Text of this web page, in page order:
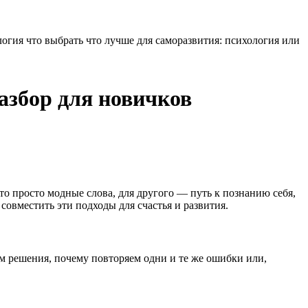
для новичков
просто модные слова, для другого — путь к познанию себя,
эти подходы для счастья и развития.
решения, почему повторяем одни и те же ошибки или,